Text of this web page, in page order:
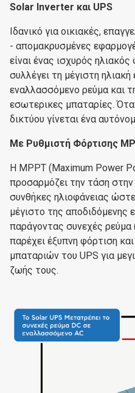
Solar Inverter και UPS
Ιδανικό για οικιακές,
- απομακρυσμένες
είναι ένας ισχυρός
συλλέγει τη μέγιστη
εναλλασσόμενο ρεύμα και
εσωτερικες μπαταρίες.
δικτύου γίνεται ένα
Με Ρυθμιστή Φόρτισης
Η MPPT (Maximum Power
προσαρμόζει την τάση
συνθήκες ηλιοφάνειας
μέγιστο της αποδιδόμενης
παράγοντας συνεχές ρεύμα
παρέχει έξυπνη φόρτιση
μπαταριών του UPS για
ζωής τους.